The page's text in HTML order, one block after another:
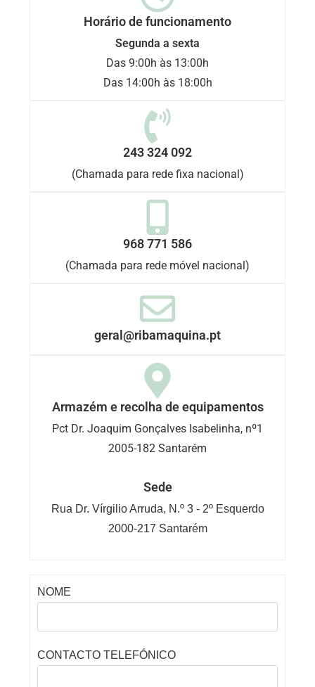
Horário de funcionamento
Segunda a sexta
Das 9:00h às 13:00h
Das 14:00h às 18:00h
243 324 092
(Chamada para rede fixa nacional)
968 771 586
(Chamada para rede móvel nacional)
geral@ribamaquina.pt
Armazém e recolha de equipamentos
Pct Dr. Joaquim Gonçalves Isabelinha, nº1
2005-182 Santarém
Sede
Rua Dr. Vírgilio Arruda, N.º 3 - 2º Esquerdo
2000-217 Santarém
NOME
CONTACTO TELEFÓNICO